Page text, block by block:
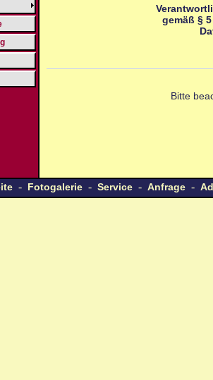
gemäß §
Bitte
- Fotogalerie - Service - Anfrage -